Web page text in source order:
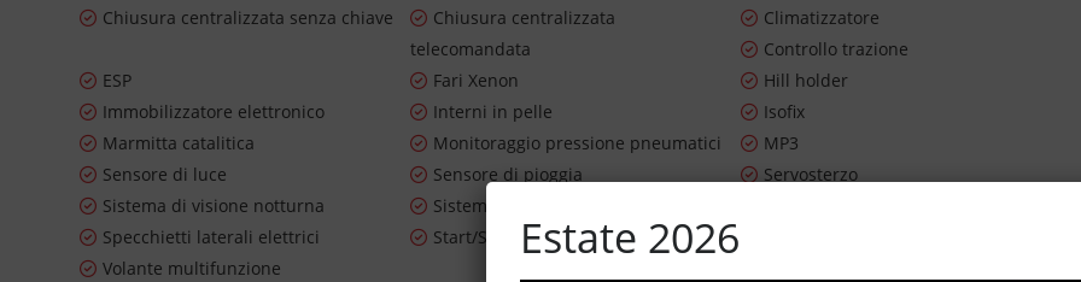
Chiusura centralizzata senza chiave
Chiusura centralizzata
telecomandata
Climatizzatore
Controllo trazione
ESP
Fari Xenon
Hill holder
Immobilizzatore elettronico
Interni in pelle
Isofix
Marmitta catalitica
Monitoraggio pressione pneumatici
MP3
Sensore di luce
Sensore di pioggia
Servosterzo
Sistema di visione notturna
Sistema lavafari
Specchietti laterali elettrici
Start/Stop Automatico
Volante multifunzione
Estate 2026